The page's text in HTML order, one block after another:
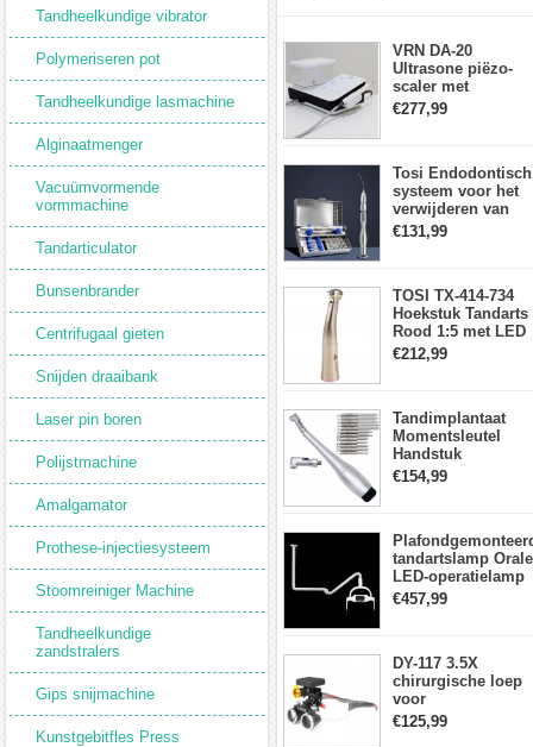
Tandheelkundige vibrator
Polymeriseren pot
Tandheelkundige lasmachine
Alginaatmenger
Vacuümvormende
vormmachine
Tandarticulator
Bunsenbrander
Centrifugaal gieten
Snijden draaibank
Laser pin boren
Polijstmachine
Amalgamator
Prothese-injectiesysteem
Stoomreiniger Machine
Tandheelkundige
zandstralers
Gips snijmachine
Kunstgebitfles Press
VRN DA-20
Ultrasone piëzo-
scaler met
waterfles Fit EMS
draadloos
€277,99
Tosi Endodontisch
systeem voor het
verwijderen van
gebroken vijlen
€131,99
TOSI TX-414-734
Hoekstuk Tandarts
Rood 1:5 met LED
Licht Mini hoofd
€212,99
Tandimplantaat
Momentsleutel
Handstuk
Universele met 12
Schroevendraaiers
€154,99
tandartslamp Orale
LED-operatielamp
6 LED-lens met
€457,99
DY-117 3.5X
chirurgische loep
voor
tandheelkunde +
DY-010 draadloze
€125,99